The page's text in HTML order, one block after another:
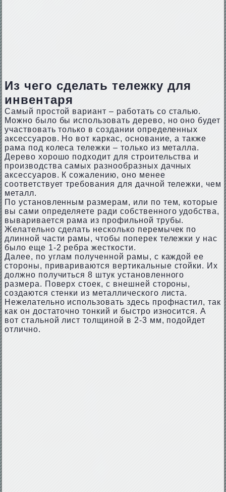
Из чего сделать тележку для
инвентаря
Самый простой вариант – работать со сталью.
Можно было бы использовать дерево, но оно будет
участвовать только в создании определенных
аксессуаров. Но вот каркас, основание, а также
рама под колеса тележки – только из металла.
Дерево хорошо подходит для строительства и
производства самых разнообразных дачных
аксессуаров. К сожалению, оно менее
соответствует требования для дачной тележки, чем
металл.
По установленным размерам, или по тем, которые
вы сами определяете ради собственного удобства,
вываривается рама из профильной трубы.
Желательно сделать несколько перемычек по
длинной части рамы, чтобы поперек тележки у нас
было еще 1-2 ребра жесткости.
Далее, по углам полученной рамы, с каждой ее
стороны, привариваются вертикальные стойки. Их
должно получиться 8 штук установленного
размера. Поверх стоек, с внешней стороны,
создаются стенки из металлического листа.
Нежелательно использовать здесь профнастил, так
как он достаточно тонкий и быстро износится. А
вот стальной лист толщиной в 2-3 мм, подойдет
отлично.